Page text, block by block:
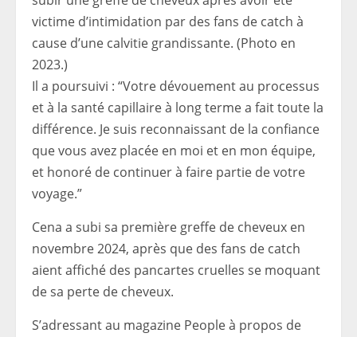
victime d’intimidation par des fans de catch à
cause d’une calvitie grandissante. (Photo en
2023.)
Il a poursuivi : “Votre dévouement au processus
et à la santé capillaire à long terme a fait toute la
différence. Je suis reconnaissant de la confiance
que vous avez placée en moi et en mon équipe,
et honoré de continuer à faire partie de votre
voyage.”
Cena a subi sa première greffe de cheveux en
novembre 2024, après que des fans de catch
aient affiché des pancartes cruelles se moquant
de sa perte de cheveux.
S’adressant au magazine People à propos de